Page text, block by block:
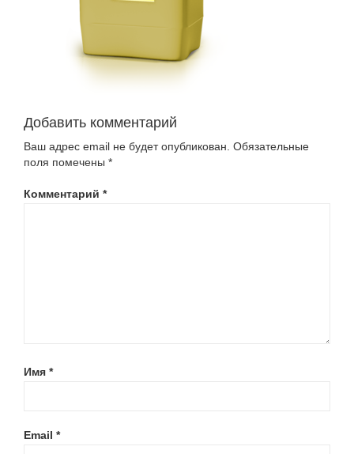
Добавить комментарий
Ваш адрес email не будет опубликован. Обязательные
поля помечены *
Комментарий *
Имя *
Email *